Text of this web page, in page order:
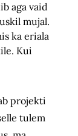
aga vaid
mujal.
ka eriala
Kui
projekti
tulem